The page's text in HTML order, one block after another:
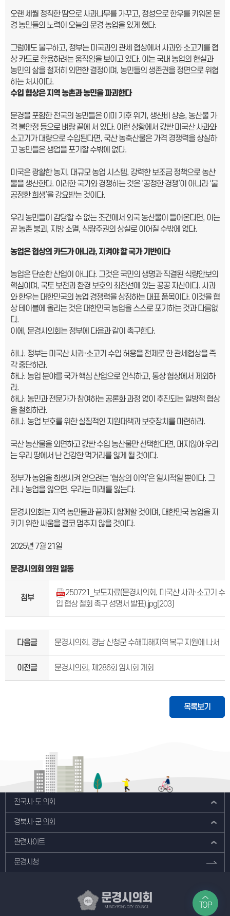
오랜 세월 정직한 땀으로 사과나무를 가꾸고, 정성으로 한우를 키워온 문
경 농민들의 노력이 오늘의 문경 농업을 있게 했다.
그럼에도 불구하고, 정부는 미국과의 관세 협상에서 사과와 소고기를 협
상 카드로 활용하려는 움직임을 보이고 있다. 이는 국내 농업의 현실과
농민의 삶을 철저히 외면한 결정이며, 농민들의 생존권을 정면으로 위협
하는 처사이다.
수입 협상은 지역 농촌과 농민을 파괴한다
문경을 포함한 전국의 농민들은 이미 기후 위기, 생산비 상승, 농산물 가
격 불안정 등으로 벼랑 끝에 서 있다. 이런 상황에서 값싼 미국산 사과와
소고기가 대량으로 수입된다면, 국산 농축산물은 가격 경쟁력을 상실하
고 농민들은 생업을 포기할 수밖에 없다.
미국은 광활한 농지, 대규모 농업 시스템, 강력한 보조금 정책으로 농산
물을 생산한다. 이러한 국가와 경쟁하는 것은 ‘공정한 경쟁’이 아니라 ‘불
공정한 희생’을 강요받는 것이다.
우리 농민들이 감당할 수 없는 조건에서 외국 농산물이 들어온다면, 이는
곧 농촌 붕괴, 지방 소멸, 식량주권의 상실로 이어질 수밖에 없다.
농업은 협상의 카드가 아니라, 지켜야 할 국가 기반이다
농업은 단순한 산업이 아니다. 그것은 국민의 생명과 직결된 식량안보의
핵심이며, 국토 보전과 환경 보호의 최전선에 있는 공공 자산이다. 사과
와 한우는 대한민국의 농업 경쟁력을 상징하는 대표 품목이다. 이것을 협
상 테이블에 올리는 것은 대한민국 농업을 스스로 포기하는 것과 다름없
다.
이에, 문경시의회는 정부에 다음과 같이 촉구한다.
하나. 정부는 미국산 사과·소고기 수입 허용을 전제로 한 관세협상을 즉
각 중단하라.
하나. 농업 분야를 국가 핵심 산업으로 인식하고, 통상 협상에서 제외하
라.
하나. 농민과 전문가가 참여하는 공론화 과정 없이 추진되는 일방적 협상
을 철회하라.
하나. 농업 보호를 위한 실질적인 지원대책과 보호장치를 마련하라.
국산 농산물을 외면하고 값싼 수입 농산물만 선택한다면, 머지않아 우리
는 우리 땅에서 난 건강한 먹거리를 잃게 될 것이다.
정부가 농업을 희생시켜 얻으려는 ‘협상의 이익’은 일시적일 뿐이다. 그
러나 농업을 잃으면, 우리는 미래를 잃는다.
문경시의회는 지역 농민들과 끝까지 함께할 것이며, 대한민국 농업을 지
키기 위한 싸움을 결코 멈추지 않을 것이다.
2025년 7월 21일
문경시의회 의원 일동
첨부
250721_보도자료(문경시의회, 미국산 사과·소고기 수
입 협상 철회 촉구 성명서 발표).jpg [203]
다음글 문경시의회, 경남 산청군 수해피해지역 복구 지원에 나서
이전글 문경시의회, 제286회 임시회 개회
목록보기
전국시·도 의회
경북시·군 의회
관련사이트
문경시청
TOP
문경시의회
MUNGYEONG CITY COUNCIL